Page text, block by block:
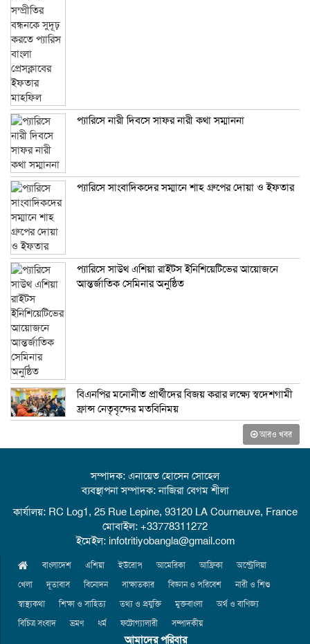
প্যারিসে নারী দিবসে সাফর নারী কথা সম্মাননা
প্যারিসে সাংবাদিকদের সম্মানে শাহ গ্রুপের দোয়া ও ইফতার
প্যারিসে সাউথ এশিয়া রাইটস ইনিশিয়েটিভের আয়োজনে
আন্তর্জাতিক সেমিনার অনুষ্ঠিত
বিএনপির মনোনীত প্রার্থীদের বিজয় করার লক্ষ্যে স্বদেশগামী
ফ্রান্স নেতৃবৃন্দের মতবিনিময়
আরও খবর
সম্পাদক: এনায়েত হোসেন সোহেল
ব্যবস্থাপনা সম্পাদক: নাজিরা বেগম শীলা
কার্যালয়: RC Log1, 25 Rue Lepine, 93120 LA Courneuve, France
মোবাইল: +33778311272
ইমেইল: infotritiyobangla@gmail.com
বাংলাদেশ এশিয়া ইউরোপ আমেরিকা আফ্রিকা
অস্ট্রেলিয়া
খেলা
দূতাবাস বিনোদন সাক্ষাতকার বিজ্ঞান ও পরিবেশ
নারী ও শিশু
স্বাস্থ্যকথা
শিক্ষা ও সাহিত্য তথ্য ও প্রযুক্তি মুক্তবাংলা
অর্থ ও বাণিজ্য
বিচিত্র সংবাদ
ভ্রমণ ধর্ম ফটোগ্যালারী সম্পাদকীয়
আমাদের পরিবার